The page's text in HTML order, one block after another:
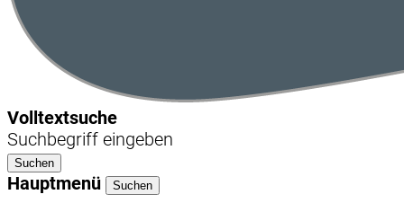
Volltextsuche
Suchbegriff eingeben
Suchen
Hauptmenü Suchen